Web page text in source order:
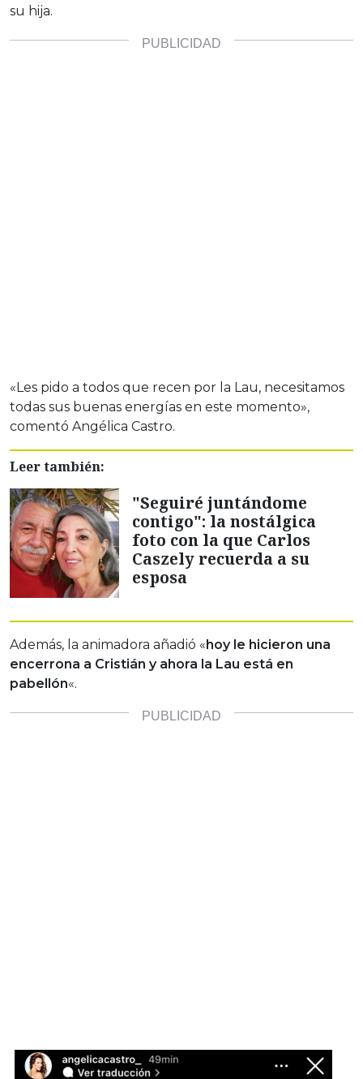
su hija.
«Les pido a todos que recen por la Lau, necesitamos
todas sus buenas energías en este momento»,
comentó Angélica Castro.
Leer también:
"Seguiré juntándome
contigo": la nostálgica
foto con la que Carlos
Caszely recuerda a su
esposa
Además, la animadora añadió « hoy le hicieron una
encerrona a Cristián y ahora la Lau está en
pabellón«.